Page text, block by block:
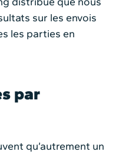
sur les envois
les parties en
par
qu’autrement un